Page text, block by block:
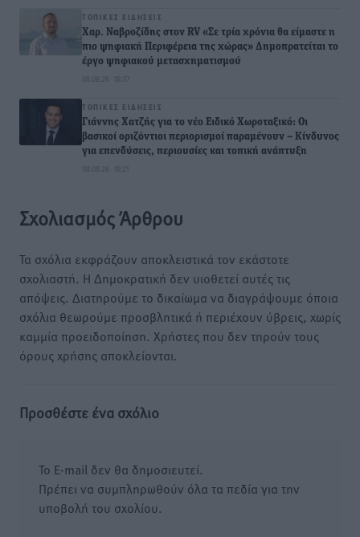
ΤΟΠΙΚΈΣ ΕΙΔΉΣΕΙΣ
Χαρ. Ναβροζίδης στον RV «Σε τρία χρόνια θα είμαστε η
πιο ψηφιακή Περιφέρεια της χώρας» Δημοπρατείται το
έργο ψηφιακού μετασχηματισμού
08.08.26 · 18:37
ΤΟΠΙΚΈΣ ΕΙΔΉΣΕΙΣ
Γιάννης Χατζής για το νέο Ειδικό Χωροταξικό: Οι
βασικοί οριζόντιοι περιορισμοί παραμένουν – Κίνδυνος
για επενδύσεις, περιουσίες και τοπική ανάπτυξη
08.08.26 · 18:21
Σχολιασμός Άρθρου
Τα σχόλια εκφράζουν αποκλειστικά τον εκάστοτε
σχολιαστή. Η Δημοκρατική δεν υιοθετεί αυτές τις
απόψεις. Διατηρούμε το δικαίωμα να διαγράψουμε όποια
σχόλια θεωρούμε προσβλητικά ή περιέχουν ύβρεις, χωρίς
καμμία προειδοποίηση. Χρήστες που δεν τηρούν τους
όρους χρήσης αποκλείονται.
Προσθέστε ένα σχόλιο
Το E-mail δεν θα δημοσιευτεί.
Πρέπει να συμπληρωθούν όλα τα πεδία για την
υποβολή του σχολίου.